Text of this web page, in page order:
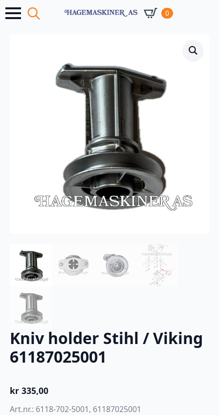
0
Kniv holder Stihl / Viking
61187025001
kr 335,00
Art.nr.: 6118-702-5001, 61187025001